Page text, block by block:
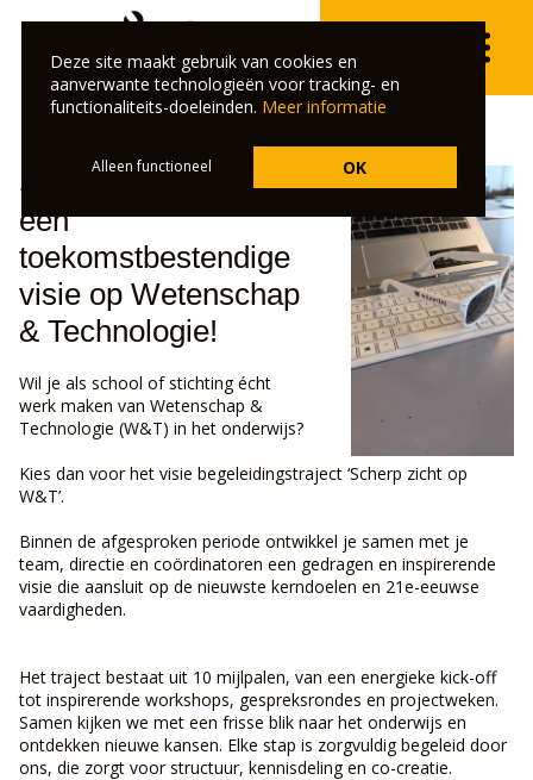
Samen bouwen aan
een
toekomstbestendige
visie op Wetenschap
& Technologie!
Wil je als school of stichting écht
werk maken van Wetenschap &
Technologie (W&T) in het onderwijs?
Kies dan voor het visie begeleidingstraject ‘Scherp zicht op
W&T’.
Binnen de afgesproken periode ontwikkel je samen met je
team, directie en coördinatoren een gedragen en inspirerende
visie die aansluit op de nieuwste kerndoelen en 21e-eeuwse
vaardigheden.
Het traject bestaat uit 10 mijlpalen, van een energieke kick-off
tot inspirerende workshops, gespreksrondes en projectweken.
Samen kijken we met een frisse blik naar het onderwijs en
ontdekken nieuwe kansen. Elke stap is zorgvuldig begeleid door
ons, die zorgt voor structuur, kennisdeling en co-creatie.
Deze site maakt gebruik van cookies en
aanverwante technologieën voor tracking- en
functionaliteits-doeleinden. Meer informatie
Alleen functioneel OK